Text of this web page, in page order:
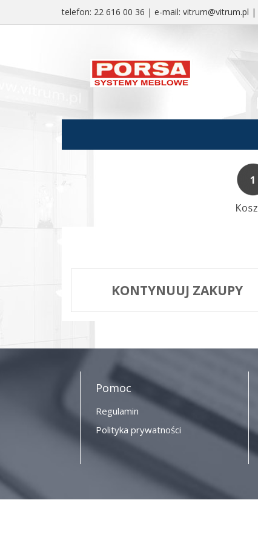
telefon: 22 616 00 36 | e-mail: vitrum@vitrum.pl |
KONTYNUUJ ZAKUPY
Pomoc
Regulamin
Polityka prywatności